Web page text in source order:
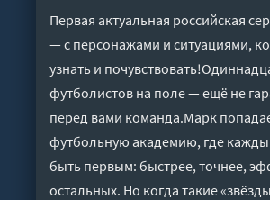
Первая актуальная российская
— с персонажами и ситуациями,
узнать и
футболистов на поле — ещё не
перед вами команда.Марк
футбольную академию, где
быть первым: быстрее, точнее,
остальных. Но когда такие